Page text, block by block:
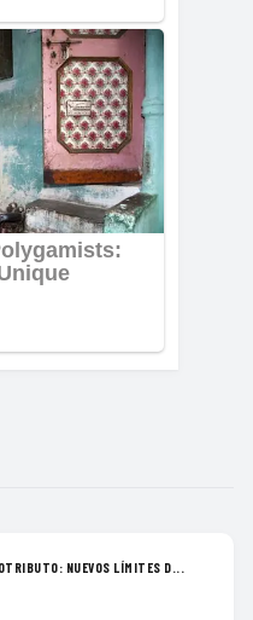
NUEVOS LÍMITES D...